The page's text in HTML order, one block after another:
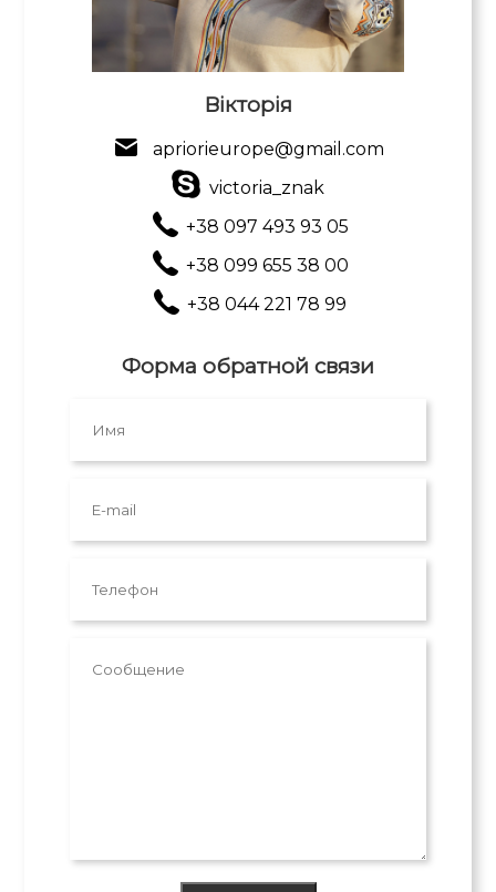
Вікторія
apriorieurope@gmail.com
victoria_znak
+38 097 493 93 05
+38 099 655 38 00
+38 044 221 78 99
Форма обратной связи